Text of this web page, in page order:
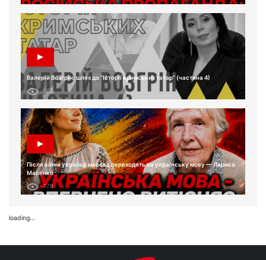
Валерій Возгрін: шлях до “Історії кримських татар” (частина 4)
102
Після війни українці масово переходять на українську мову — Лариса
Масенко
178
loading...